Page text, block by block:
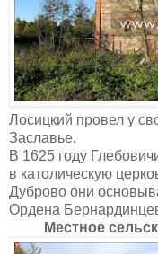
Лосицкий провел у
Заславье.
В 1625 году
в католическую
Дуброво они
Ордена
Местное